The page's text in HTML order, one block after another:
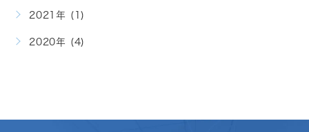
2021年 (1)
2020年 (4)